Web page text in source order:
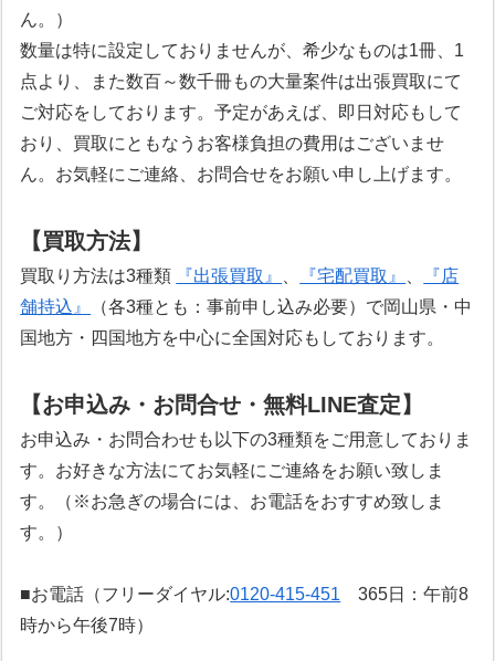
ん。）
数量は特に設定しておりませんが、希少なものは1冊、1
点より、また数百～数千冊もの大量案件は出張買取にて
ご対応をしております。予定があえば、即日対応もして
おり、買取にともなうお客様負担の費用はございませ
ん。お気軽にご連絡、お問合せをお願い申し上げます。
【買取方法】
買取り方法は3種類 『出張買取』 『宅配買取』
『店
舗持込』
（各3種とも：事前申し込み必要）で岡山県・中
国地方・四国地方を中心に全国対応もしております。
【お申込み・お問合せ・無料LINE査定】
お申込み・お問合わせも以下の3種類をご用意しておりま
す。お好きな方法にてお気軽にご連絡をお願い致しま
す。（※お急ぎの場合には、お電話をおすすめ致しま
す。）
■お電話（フリーダイヤル:0120-415-451 365日：午前8
時から午後7時）